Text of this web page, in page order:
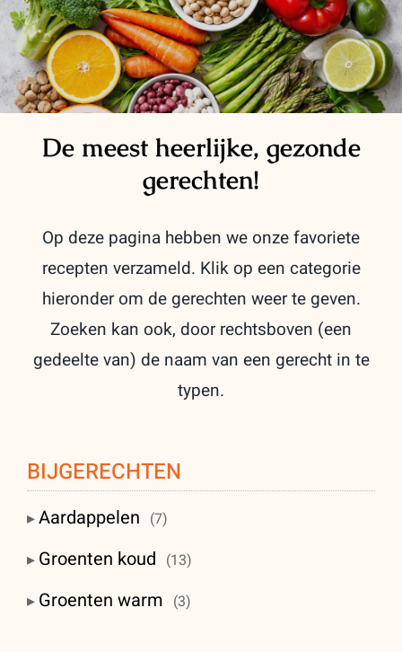
De meest heerlijke, gezonde
gerechten!
Op deze pagina hebben we onze favoriete
recepten verzameld. Klik op een categorie
hieronder om de gerechten weer te geven.
Zoeken kan ook, door rechtsboven (een
gedeelte van) de naam van een gerecht in te
typen.
BIJGERECHTEN
Aardappelen (7)
Groenten koud (13)
Groenten warm (3)